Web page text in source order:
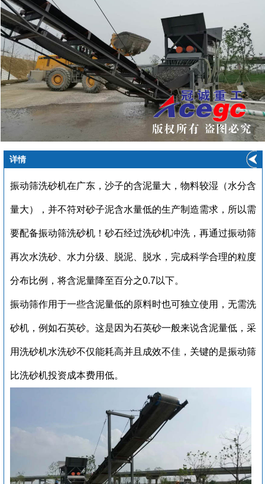
详情
振动筛洗砂机在广东， 沙子的含泥量大，物料较湿（水分含
量大），并不符对砂子泥含水量低的生产制造需求，所以需
要配备振动筛洗砂机！ 砂石经过洗砂机冲洗，再通过振动筛
再次水洗砂、水力分级、脱泥、脱水，完成科学合理的粒度
分布比例，将含泥量降至百分之0.7以下。
振动筛作用于一些含泥量低的原料时也可独立使用，无需洗
砂机，例如石英砂。这是因为石英砂一般来说含泥量低，采
用洗砂机水洗砂不仅能耗高并且成效不佳，关键的是振动筛
比洗砂机投资成本费用低。